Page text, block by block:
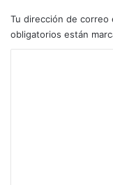
Tu dirección de correo
obligatorios están